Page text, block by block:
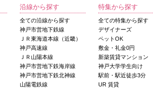
沿線から探す
全ての沿線から探す
神戸市営地下鉄線
ＪＲ東海道本線（近畿）
神戸高速線
ＪＲ山陽本線
神戸市営地下鉄海岸線
神戸市営地下鉄北神線
山陽電鉄線
特集から探す
全ての特集から探す
デザイナーズ
ペットOK
敷金・礼金0円
新築賃貸マンション
神戸大学学生向け
駅前・駅近徒歩3分
UR 賃貸